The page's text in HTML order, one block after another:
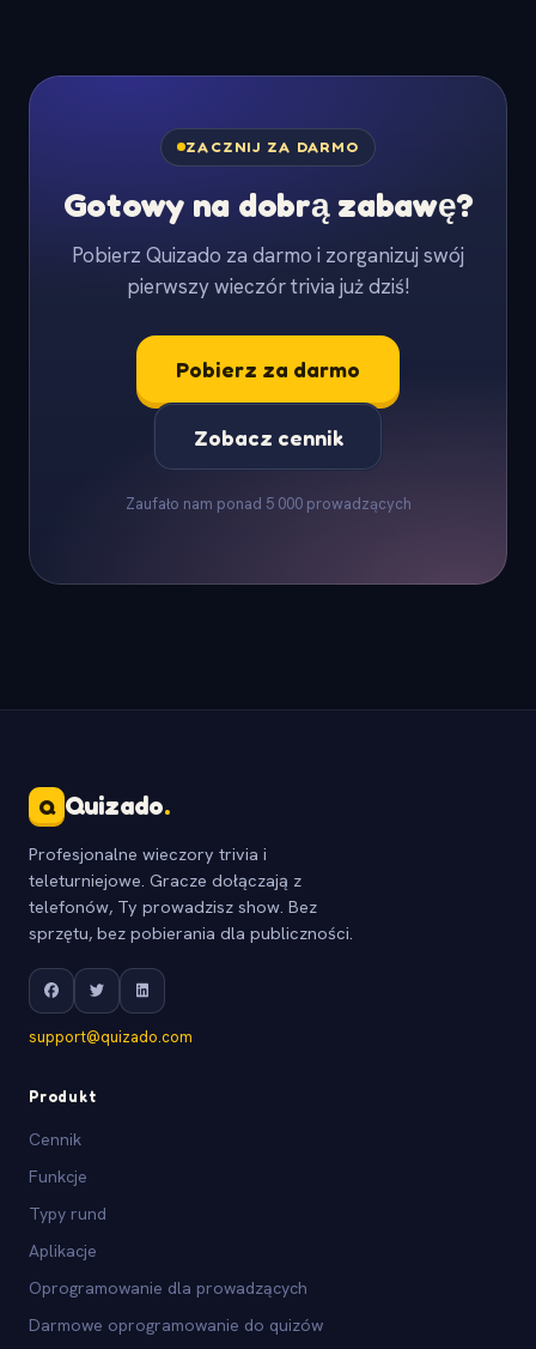
ZACZNIJ ZA DARMO
Gotowy na dobrą zabawę?
Pobierz Quizado za darmo i zorganizuj swój
pierwszy wieczór trivia już dziś!
Pobierz za darmo
Zobacz cennik
Zaufało nam ponad 5 000 prowadzących
Q Quizado.
Profesjonalne wieczory trivia i
teleturniejowe. Gracze dołączają z
telefonów, Ty prowadzisz show. Bez
sprzętu, bez pobierania dla publiczności.
support@quizado.com
Produkt
Cennik
Funkcje
Typy rund
Aplikacje
Oprogramowanie dla prowadzących
Darmowe oprogramowanie do quizów